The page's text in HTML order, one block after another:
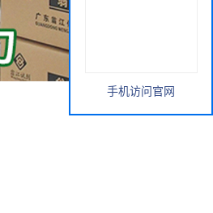
手机访问官网